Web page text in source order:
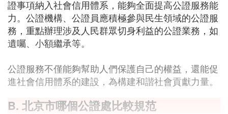
證事項納入社會信用體系，能夠全面提高公證服務能
力。公證機構、公證員應積極參與民生領域的公證服
務，重點辦理涉及人民群眾切身利益的公證業務，如
遺囑、小額繼承等。
公證服務不僅能夠幫助人們保護自己的權益，還能促
進社會信用體系的建設，為構建和諧社會貢獻力量。
B. 北京市哪個公證處比較規范